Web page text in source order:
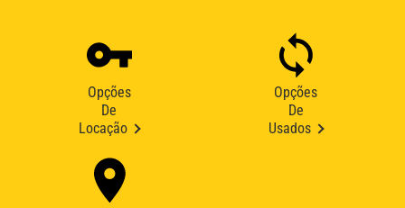
Opções
De
Locação
Opções
De
Usados